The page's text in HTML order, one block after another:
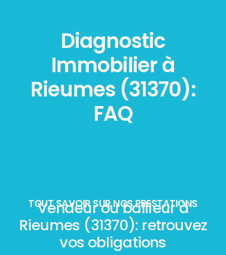
Diagnostic
Immobilier à
Rieumes (31370):
FAQ
TOUT SAVOIR SUR NOS PRESTATIONS
Vendeur ou bailleur à
Rieumes (31370): retrouvez
vos obligations